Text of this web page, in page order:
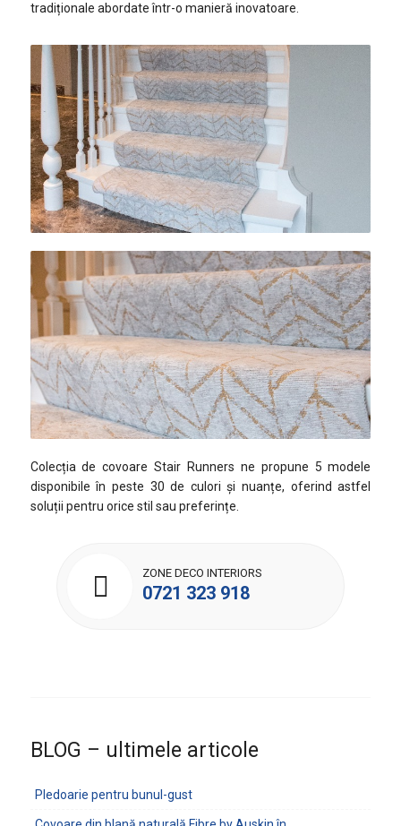
tradiționale abordate într-o manieră inovatoare.
Colecția de covoare Stair Runners ne propune 5 modele
disponibile în peste 30 de culori și nuanțe, oferind astfel
soluții pentru orice stil sau preferințe.
ZONE DECO INTERIORS
0721 323 918
BLOG – ultimele articole
Pledoarie pentru bunul-gust